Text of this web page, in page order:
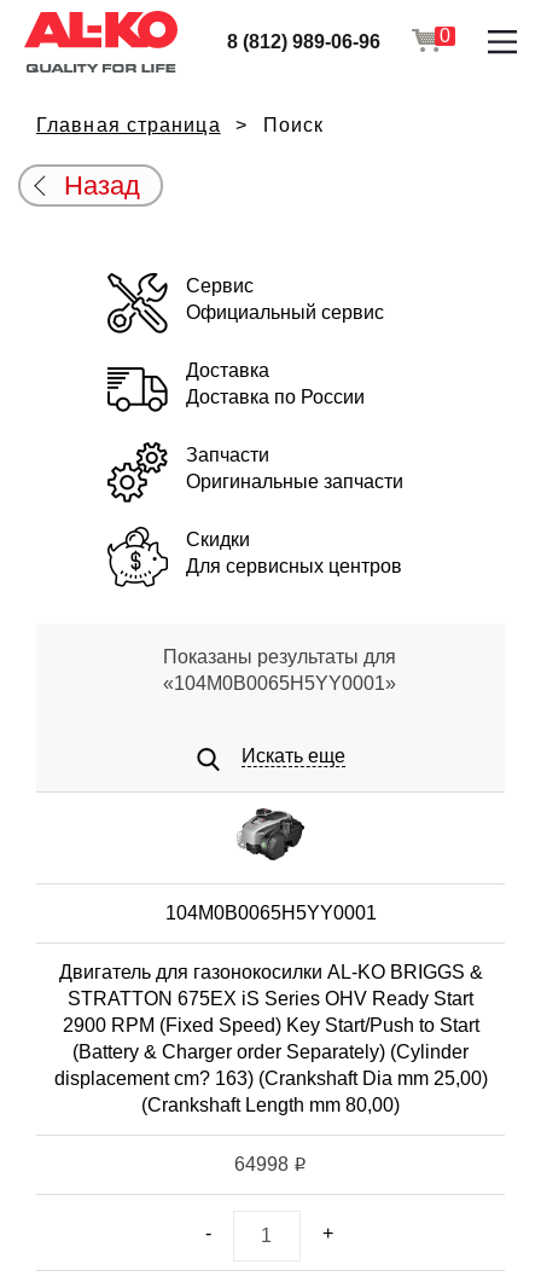
8 (812) 989-06-96 0
Главная страница Поиск
Назад
Сервис
Официальный сервис
Доставка
Доставка по России
Запчасти
Оригинальные запчасти
Скидки
Для сервисных центров
Показаны результаты для
«104M0B0065H5YY0001»
Искать еще
104M0B0065H5YY0001
Двигатель для газонокосилки AL-KO BRIGGS &
STRATTON 675EX iS Series OHV Ready Start
2900 RPM (Fixed Speed) Key Start/Push to Start
(Battery & Charger order Separately) (Cylinder
displacement cm? 163) (Crankshaft Dia mm 25,00)
(Crankshaft Length mm 80,00)
64998 i
- +